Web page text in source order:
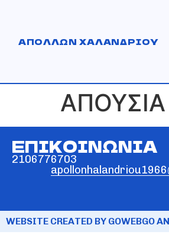
ΑΠΟΛΛΩΝ ΧΑΛΑΝΔΡΙΟΥ
ΕΠΙΚΟΙΝΩΝΙΑ
2106776703
WEBSITE CREATED BY GOWEBGO